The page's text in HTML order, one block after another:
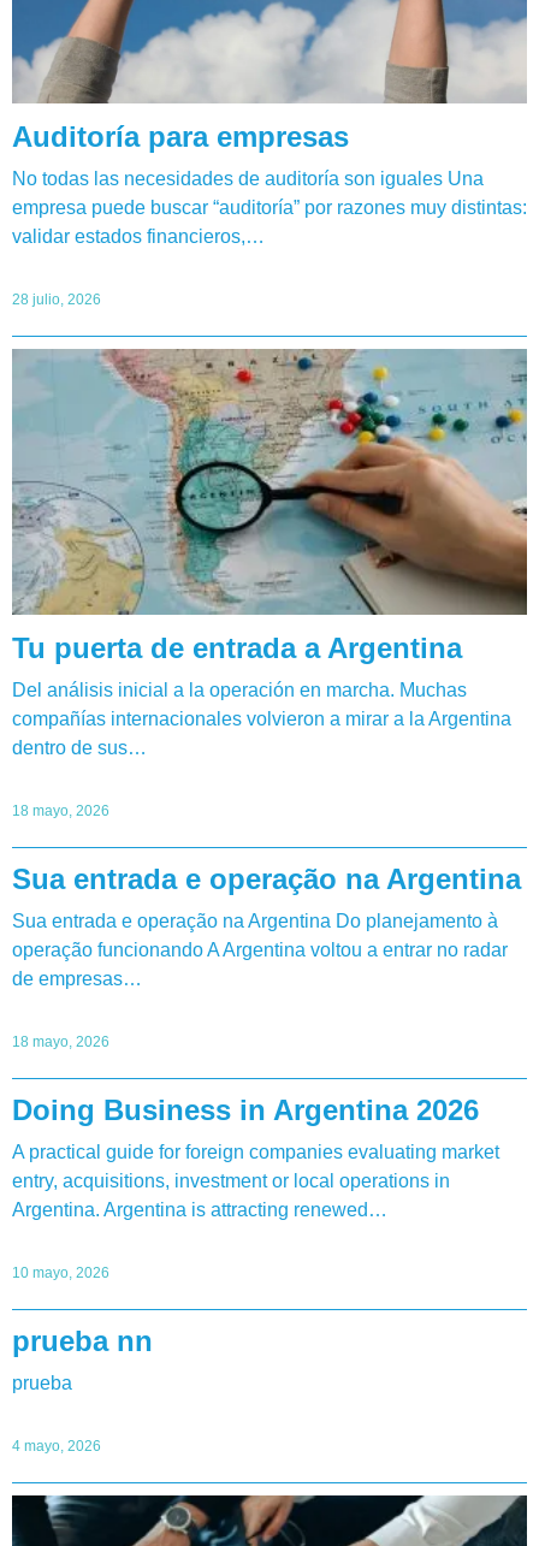
Auditoría para empresas
No todas las necesidades de auditoría son iguales Una
empresa puede buscar “auditoría” por razones muy distintas:
validar estados financieros,…
28 julio, 2026
Tu puerta de entrada a Argentina
Del análisis inicial a la operación en marcha. Muchas
compañías internacionales volvieron a mirar a la Argentina
dentro de sus…
18 mayo, 2026
Sua entrada e operação na Argentina
Sua entrada e operação na Argentina Do planejamento à
operação funcionando A Argentina voltou a entrar no radar
de empresas…
18 mayo, 2026
Doing Business in Argentina 2026
A practical guide for foreign companies evaluating market
entry, acquisitions, investment or local operations in
Argentina. Argentina is attracting renewed…
10 mayo, 2026
prueba nn
prueba
4 mayo, 2026